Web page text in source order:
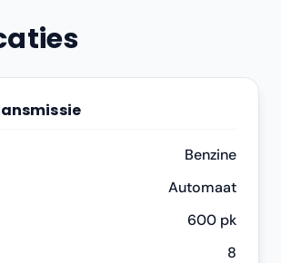
Benzine
Automaat
600 pk
8